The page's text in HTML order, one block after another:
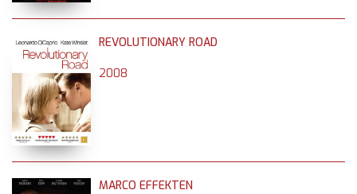
REVOLUTIONARY ROAD
2008
MARCO EFFEKTEN